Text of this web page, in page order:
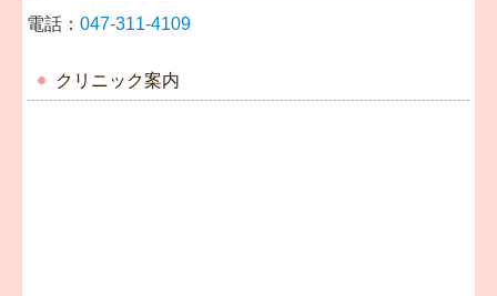
クリニック案内
電話：047-311-4109